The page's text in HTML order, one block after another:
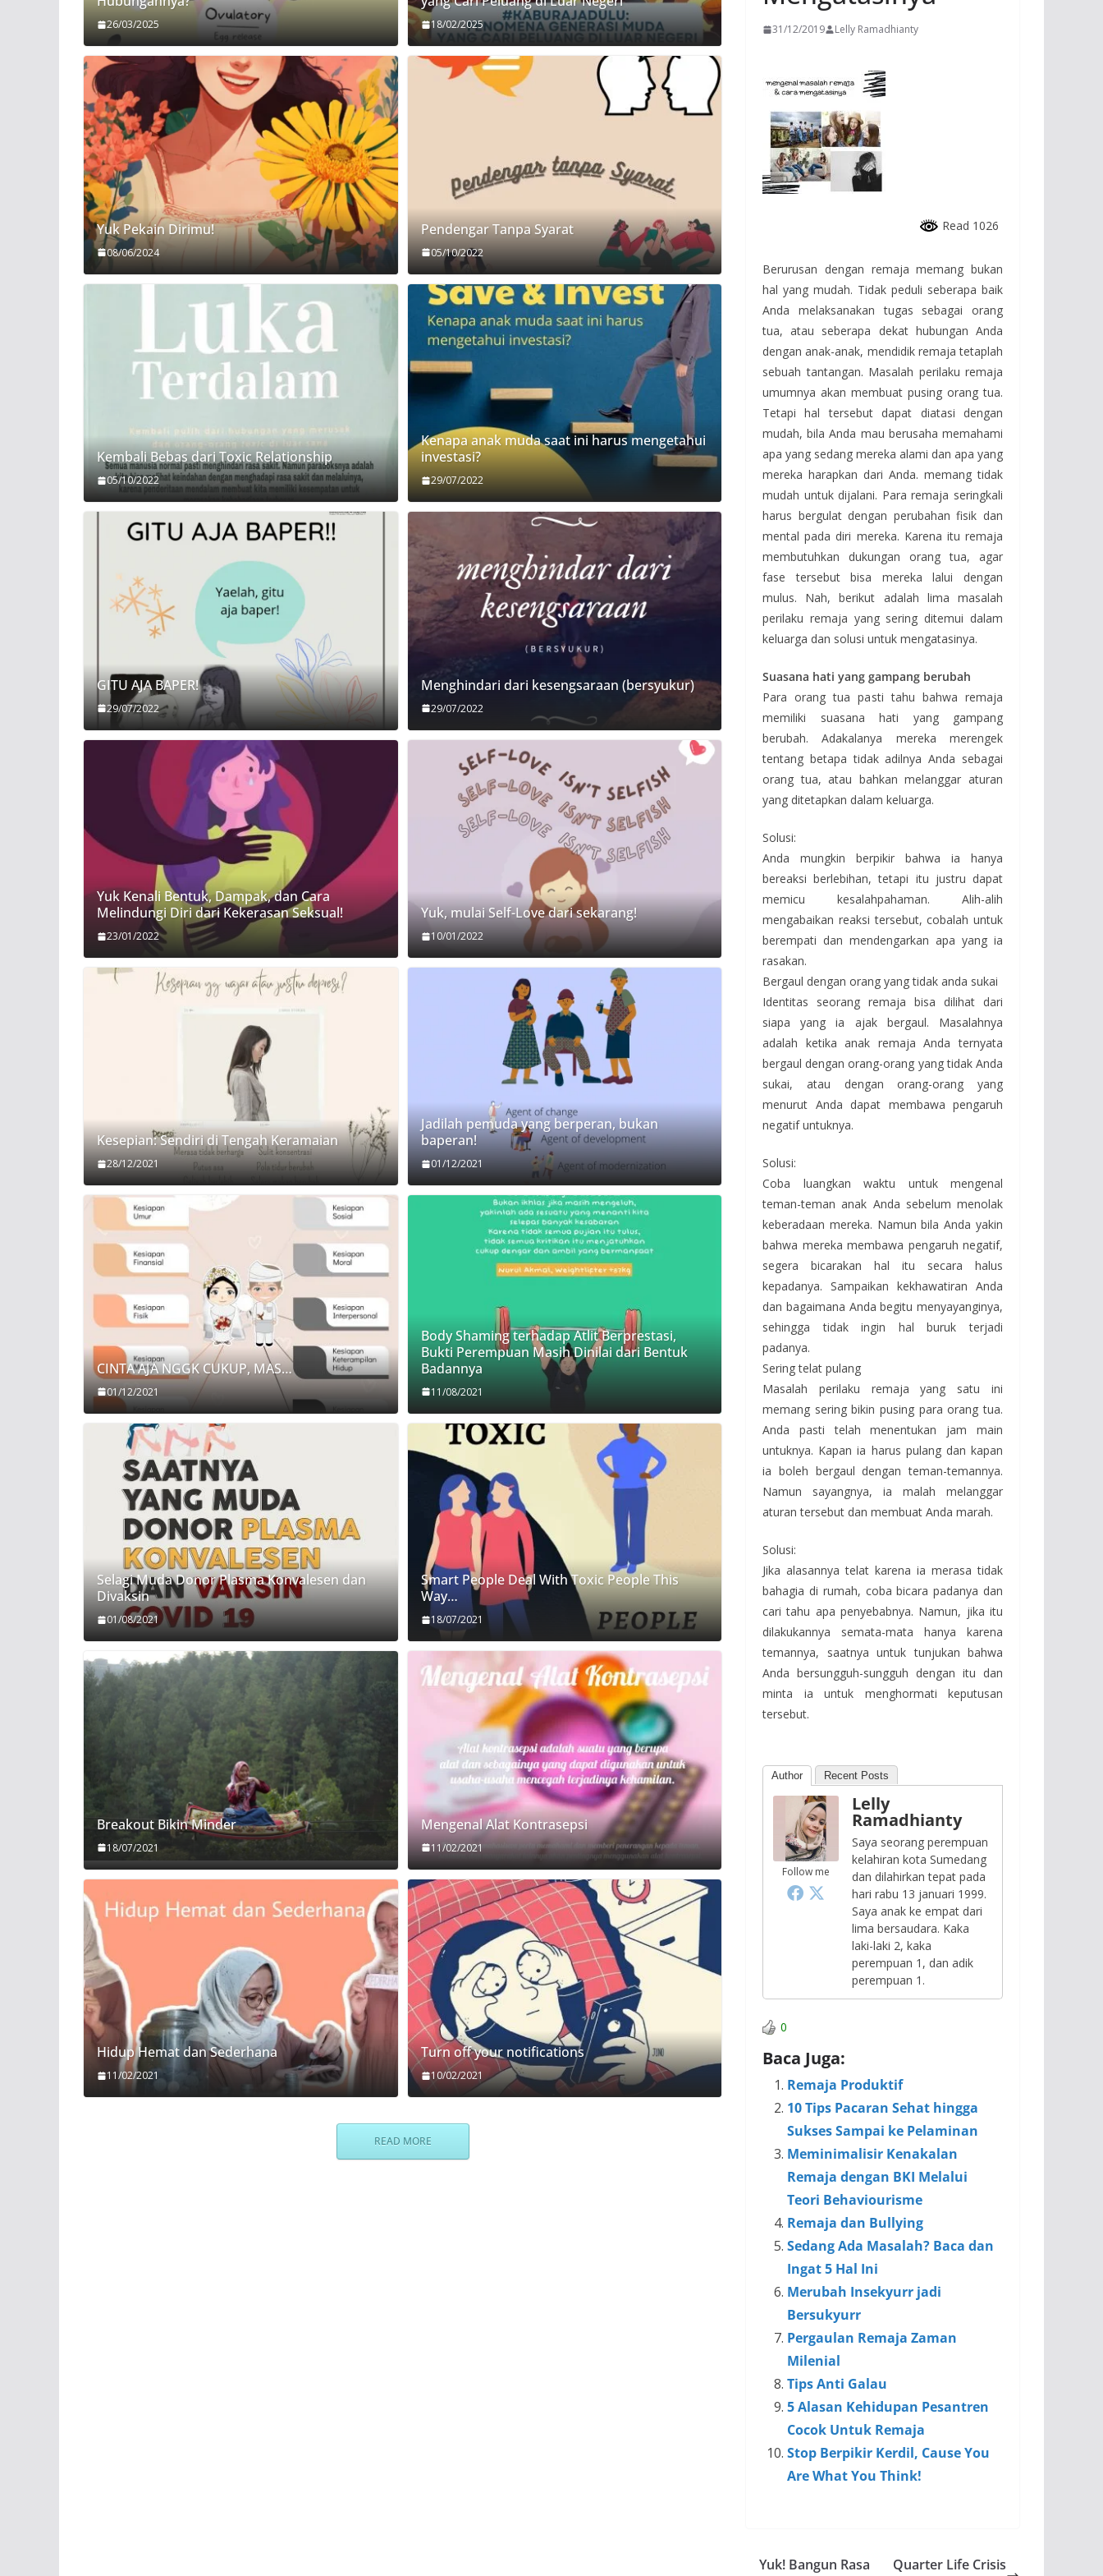
31/12/2019 Lelly Ramadhianty
Read 1026
Berurusan dengan remaja memang bukan
hal yang mudah. Tidak peduli seberapa baik
Anda melaksanakan tugas sebagai orang
tua, atau seberapa dekat hubungan Anda
dengan anak-anak, mendidik remaja tetaplah
sebuah tantangan. Masalah perilaku remaja
umumnya akan membuat pusing orang tua.
Tetapi hal tersebut dapat diatasi dengan
mudah, bila Anda mau berusaha memahami
apa yang sedang mereka alami dan apa yang
mereka harapkan dari Anda. memang tidak
mudah untuk dijalani. Para remaja seringkali
harus bergulat dengan perubahan fisik dan
mental pada diri mereka. Karena itu remaja
membutuhkan dukungan orang tua, agar
fase tersebut bisa mereka lalui dengan
mulus. Nah, berikut adalah lima masalah
perilaku remaja yang sering ditemui dalam
keluarga dan solusi untuk mengatasinya.
Suasana hati yang gampang berubah
Para orang tua pasti tahu bahwa remaja
memiliki suasana hati yang gampang
berubah. Adakalanya mereka merengek
tentang betapa tidak adilnya Anda sebagai
orang tua, atau bahkan melanggar aturan
yang ditetapkan dalam keluarga.
Solusi:
Anda mungkin berpikir bahwa ia hanya
bereaksi berlebihan, tetapi itu justru dapat
memicu kesalahpahaman. Alih-alih
mengabaikan reaksi tersebut, cobalah untuk
berempati dan mendengarkan apa yang ia
rasakan.
Bergaul dengan orang yang tidak anda sukai
Identitas seorang remaja bisa dilihat dari
siapa yang ia ajak bergaul. Masalahnya
adalah ketika anak remaja Anda ternyata
bergaul dengan orang-orang yang tidak Anda
sukai, atau dengan orang-orang yang
menurut Anda dapat membawa pengaruh
negatif untuknya.
Solusi:
Coba luangkan waktu untuk mengenal
teman-teman anak Anda sebelum menolak
keberadaan mereka. Namun bila Anda yakin
bahwa mereka membawa pengaruh negatif,
segera bicarakan hal itu secara halus
kepadanya. Sampaikan kekhawatiran Anda
dan bagaimana Anda begitu menyayanginya,
sehingga tidak ingin hal buruk terjadi
padanya.
Sering telat pulang
Masalah perilaku remaja yang satu ini
memang sering bikin pusing para orang tua.
Anda pasti telah menentukan jam main
untuknya. Kapan ia harus pulang dan kapan
ia boleh bergaul dengan teman-temannya.
Namun sayangnya, ia malah melanggar
aturan tersebut dan membuat Anda marah.
Solusi:
Jika alasannya telat karena ia merasa tidak
bahagia di rumah, coba bicara padanya dan
cari tahu apa penyebabnya. Namun, jika itu
dilakukannya semata-mata hanya karena
temannya, saatnya untuk tunjukan bahwa
Anda bersungguh-sungguh dengan itu dan
minta ia untuk menghormati keputusan
tersebut.
Author Recent Posts
Follow me
Lelly
Ramadhianty
Saya seorang perempuan
kelahiran kota Sumedang
dan dilahirkan tepat pada
hari rabu 13 januari 1999.
Saya anak ke empat dari
lima bersaudara. Kaka
laki-laki 2, kaka
perempuan 1, dan adik
perempuan 1.
0
Baca Juga:
Remaja Produktif
10 Tips Pacaran Sehat hingga
Sukses Sampai ke Pelaminan
Meminimalisir Kenakalan
Remaja dengan BKI Melalui
Teori Behaviourisme
Remaja dan Bullying
Sedang Ada Masalah? Baca dan
Ingat 5 Hal Ini
Merubah Insekyurr jadi
Bersukyurr
Pergaulan Remaja Zaman
Milenial
Tips Anti Galau
5 Alasan Kehidupan Pesantren
Cocok Untuk Remaja
Stop Berpikir Kerdil, Cause You
Are What You Think!
Yuk! Bangun Rasa Quarter Life Crisis
26/03/2025 18/02/2025
Yuk Pekain Dirimu!
08/06/2024
Pendengar Tanpa Syarat
05/10/2022
Kembali Bebas dari Toxic Relationship
05/10/2022
Kenapa anak muda saat ini harus mengetahui
investasi?
29/07/2022
GITU AJA BAPER!
29/07/2022
Menghindari dari kesengsaraan (bersyukur)
29/07/2022
Yuk Kenali Bentuk, Dampak, dan Cara
Melindungi Diri dari Kekerasan Seksual!
23/01/2022
Yuk, mulai Self-Love dari sekarang!
10/01/2022
Kesepian: Sendiri di Tengah Keramaian
28/12/2021
Jadilah pemuda yang berperan, bukan
baperan!
01/12/2021
CINTA AJA NGGK CUKUP, MAS…
01/12/2021
Body Shaming terhadap Atlit Berprestasi,
Bukti Perempuan Masih Dinilai dari Bentuk
Badannya
11/08/2021
Selagi Muda Donor Plasma Konvalesen dan
Divaksin
01/08/2021
Smart People Deal With Toxic People This
Way…
18/07/2021
Breakout Bikin Minder
18/07/2021
Mengenal Alat Kontrasepsi
11/02/2021
Hidup Hemat dan Sederhana
11/02/2021
Turn off your notifications
10/02/2021
READ MORE